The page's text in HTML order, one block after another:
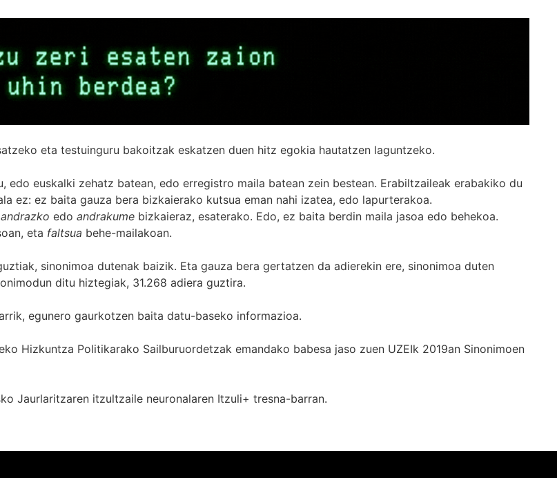
eta testuinguru bakoitzak eskatzen duen hitz egokia hautatzen laguntzeko.
euskalki zehatz batean, edo erregistro maila batean zein bestean. Erabiltzaileak erabakiko du
ez: ez baita gauza bera bizkaierako kutsua eman nahi izatea, edo lapurterakoa.
andrazko edo andrakume bizkaieraz, esaterako. Edo, ez baita berdin maila jasoa edo behekoa.
eta faltsua behe-mailakoan.
sinonimoa dutenak baizik. Eta gauza bera gertatzen da adierekin ere, sinonimoa duten
ditu hiztegiak, 31.268 adiera guztira.
egunero gaurkotzen baita datu-baseko informazioa.
Hizkuntza Politikarako Sailburuordetzak emandako babesa jaso zuen UZEIk 2019an Sinonimoen
Jaurlaritzaren itzultzaile neuronalaren Itzuli+ tresna-barran.